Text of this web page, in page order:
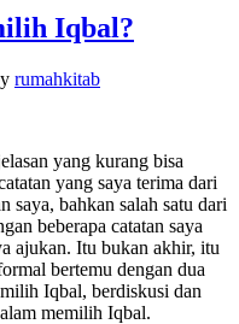
Iqbal?
rumahkitab
yang kurang bisa
yang saya terima dari
saya, bahkan salah satu dari
beberapa catatan saya
ajukan. Itu bukan akhir, itu
bertemu dengan dua
Iqbal, berdiskusi dan
memilih Iqbal.